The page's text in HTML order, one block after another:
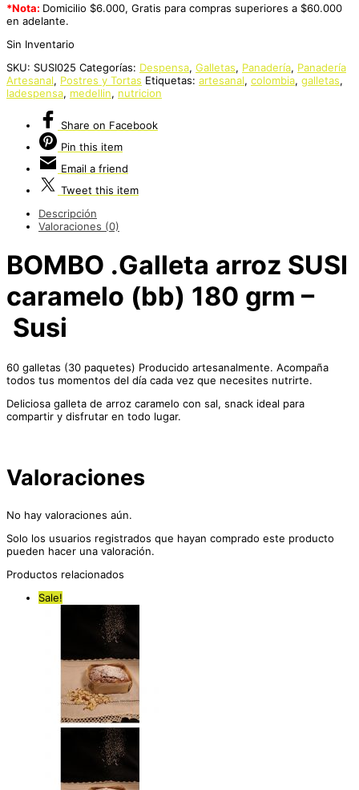
*Nota: Domicilio $6.000, Gratis para compras superiores a $60.000
en adelante.
Sin Inventario
SKU: SUSI025 Categorías: Despensa, Galletas, Panadería, Panadería
Artesanal, Postres y Tortas Etiquetas: artesanal, colombia, galletas,
ladespensa, medellin, nutricion
Share on Facebook
Pin this item
Email a friend
Tweet this item
Descripción
Valoraciones (0)
BOMBO .Galleta arroz SUSI
caramelo (bb) 180 grm –
Susi
60 galletas (30 paquetes) Producido artesanalmente. Acompaña
todos tus momentos del día cada vez que necesites nutrirte.
Deliciosa galleta de arroz caramelo con sal, snack ideal para
compartir y disfrutar en todo lugar.
Valoraciones
No hay valoraciones aún.
Solo los usuarios registrados que hayan comprado este producto
pueden hacer una valoración.
Productos relacionados
Sale!